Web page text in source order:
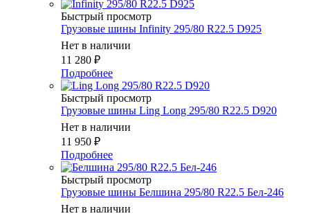
Быстрый просмотр
Грузовые шины Infinity 295/80 R22.5 D925
Нет в наличии
11 280 ₽
Подробнее
Быстрый просмотр
Грузовые шины Ling Long 295/80 R22.5 D920
Нет в наличии
11 950 ₽
Подробнее
Быстрый просмотр
Грузовые шины Белшина 295/80 R22.5 Бел-246
Нет в наличии